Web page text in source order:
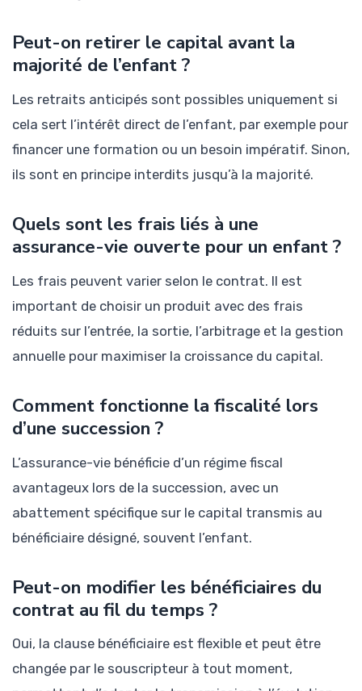
Peut-on retirer le capital avant la
majorité de l’enfant ?
Les retraits anticipés sont possibles uniquement si
cela sert l’intérêt direct de l’enfant, par exemple pour
financer une formation ou un besoin impératif. Sinon,
ils sont en principe interdits jusqu’à la majorité.
Quels sont les frais liés à une
assurance-vie ouverte pour un enfant ?
Les frais peuvent varier selon le contrat. Il est
important de choisir un produit avec des frais
réduits sur l’entrée, la sortie, l’arbitrage et la gestion
annuelle pour maximiser la croissance du capital.
Comment fonctionne la fiscalité lors
d’une succession ?
L’assurance-vie bénéficie d’un régime fiscal
avantageux lors de la succession, avec un
abattement spécifique sur le capital transmis au
bénéficiaire désigné, souvent l’enfant.
Peut-on modifier les bénéficiaires du
contrat au fil du temps ?
Oui, la clause bénéficiaire est flexible et peut être
changée par le souscripteur à tout moment,